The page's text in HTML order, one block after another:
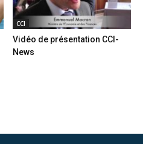
CCI
Vidéo de présentation CCI-
News